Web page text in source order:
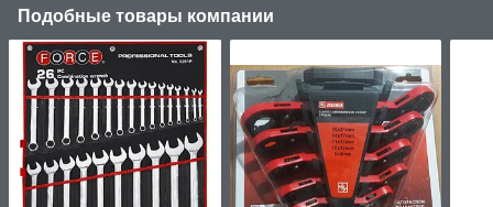
Подобные товары компании